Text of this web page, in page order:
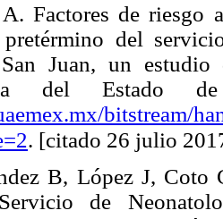
Factores de riesgo
del
Juan, un estudio
del Estado
bitstream/
. [citado 26 julio
B, López J, Coto
de